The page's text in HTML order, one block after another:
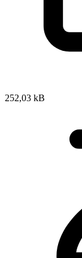
252,03 kB